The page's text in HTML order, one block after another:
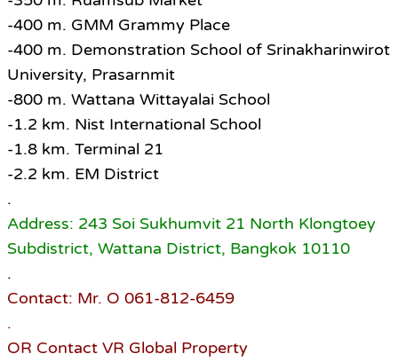
-400 m. GMM Grammy Place
-400 m. Demonstration School of Srinakharinwirot
University, Prasarnmit
-800 m. Wattana Wittayalai School
-1.2 km. Nist International School
-1.8 km. Terminal 21
-2.2 km. EM District
.
Address: 243 Soi Sukhumvit 21 North Klongtoey
Subdistrict, Wattana District, Bangkok 10110
.
Contact: Mr. O 061-812-6459
.
OR Contact VR Global Property